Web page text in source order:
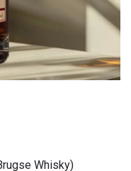
Whisky)